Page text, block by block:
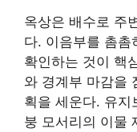
옥상은 배수로 주
다. 이음부를 촘촘
확인하는 것이 핵
와 경계부 마감을
획을 세운다. 유지
붕 모서리의 이물